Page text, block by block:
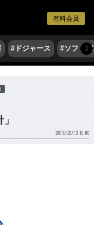
有料会員
#ドジャース #ソフト〉
2019/02/13 15:00